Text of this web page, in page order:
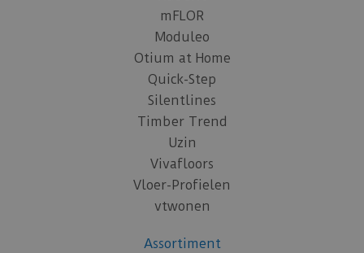
mFLOR
Moduleo
Otium at Home
Quick-Step
Silentlines
Timber Trend
Uzin
Vivafloors
Vloer-Profielen
vtwonen
Assortiment